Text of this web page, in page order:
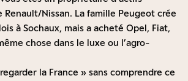
Renault/Nissan. La famille Peugeot crée
à Sochaux, mais a acheté Opel, Fiat,
chose dans le luxe ou l’agro-
la France » sans comprendre ce